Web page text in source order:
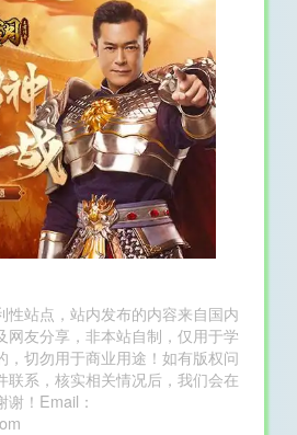
性站点，站内发布的内容来自国内
网友分享，非本站自制，仅用于学
，切勿用于商业用途！如有版权问
联系，核实相关情况后，我们会在
！Email：